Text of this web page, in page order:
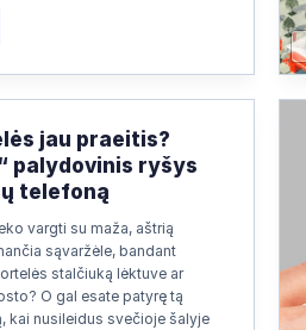
jau praeitis?
palydovinis ryšys
telefoną
vargti su maža, aštrią
sąvaržėle, bandant
stalčiuką lėktuve ar
O gal esate patyrę tą
kai nusileidus svečioje šalyje